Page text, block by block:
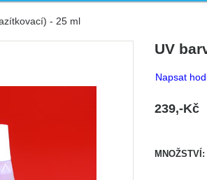
- 25 ml
UV
Napsat
239,-Kč
MNOŽSTVÍ: